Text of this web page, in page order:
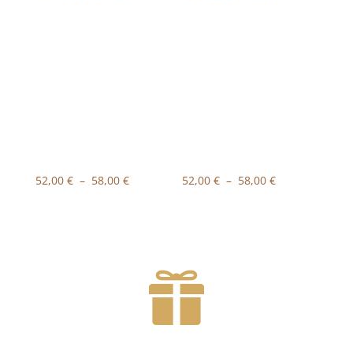
52,00 € – 58,00 €Plage
58,00 €
52,00€ – 58,00€Plage
